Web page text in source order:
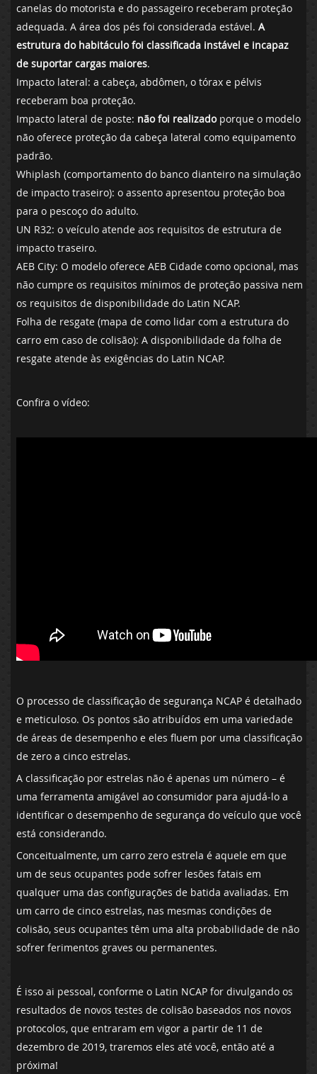
canelas do motorista e do passageiro receberam proteção
adequada. A área dos pés foi considerada estável. A
estrutura do habitáculo foi classificada instável e incapaz
de suportar cargas maiores.
Impacto lateral: a cabeça, abdômen, o tórax e pélvis
receberam boa proteção.
Impacto lateral de poste: não foi realizadoporque o modelo
não oferece proteção da cabeça lateral como equipamento
padrão.
Whiplash (comportamento do banco dianteiro na simulação
de impacto traseiro): o assento apresentou proteção boa
para o pescoço do adulto.
UN R32: o veículo atende aos requisitos de estrutura de
impacto traseiro.
AEB City: O modelo oferece AEB Cidade como opcional, mas
não cumpre os requisitos mínimos de proteção passiva nem
os requisitos de disponibilidade do Latin NCAP.
Folha de resgate (mapa de como lidar com a estrutura do
carro em caso de colisão): A disponibilidade da folha de
resgate atende às exigências do Latin NCAP.
Confira o vídeo:
O processo de classificação de segurança NCAP é detalhado
e meticuloso. Os pontos são atribuídos em uma variedade
de áreas de desempenho e eles fluem por uma classificação
de zero a cinco estrelas.
A classificação por estrelas não é apenas um número – é
uma ferramenta amigável ao consumidor para ajudá-lo a
identificar o desempenho de segurança do veículo que você
está considerando.
Conceitualmente, um carro zero estrela é aquele em que
um de seus ocupantes pode sofrer lesões fatais em
qualquer uma das configurações de batida avaliadas. Em
um carro de cinco estrelas, nas mesmas condições de
colisão, seus ocupantes têm uma alta probabilidade de não
sofrer ferimentos graves ou permanentes.
É isso ai pessoal, conforme o Latin NCAP for divulgando os
resultados de novos testes de colisão baseados nos novos
protocolos, que entraram em vigor a partir de 11 de
dezembro de 2019, traremos eles até você, então até a
próxima!